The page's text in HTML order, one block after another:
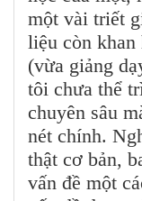
một vài triết
liệu còn khan
(vừa giảng
tôi chưa thể
chuyên sâu
nét chính.
thật cơ bản,
vấn đề một